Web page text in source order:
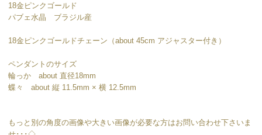
18金ピンクゴールド
パブェ水晶 ブラジル産
18金ピンクゴールドチェーン（about 45cm アジャスター付き）
ペンダントのサイズ
輪っか about 直径18mm
蝶々 about 縦 11.5mm × 横 12.5mm
もっと別の角度の画像や大きい画像が必要な方はお問い合わせ下さいま